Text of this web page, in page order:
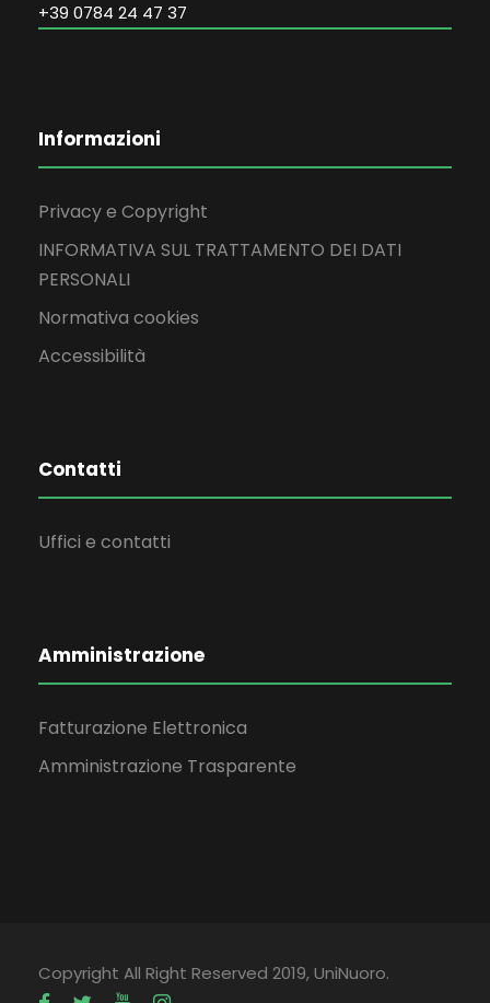
+39 0784 24 47 37
Informazioni
Privacy e Copyright
INFORMATIVA SUL TRATTAMENTO DEI DATI
PERSONALI
Normativa cookies
Accessibilità
Contatti
Uffici e contatti
Amministrazione
Fatturazione Elettronica
Amministrazione Trasparente
Copyright All Right Reserved 2019, UniNuoro.